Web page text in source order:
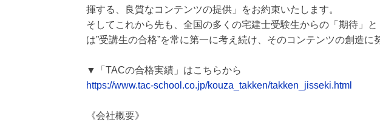
揮する、良質なコンテンツの提供」をお約束いたします。
そしてこれから先も、全国の多くの宅建士受験生からの「期待」
は”受講生の合格”を常に第一に考え続け、そのコンテンツの創造に
▼「TACの合格実績」はこちらから
https://www.tac-school.co.jp/kouza_takken/takken_jisseki.html
《会社概要》